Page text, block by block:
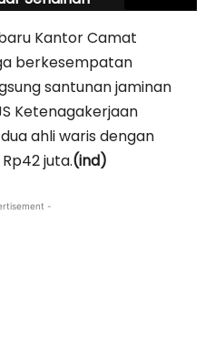
Kantor Camat
berkesempatan
santunan jaminan
Ketenagakerjaan
ahli waris dengan
juta.(ind)
-